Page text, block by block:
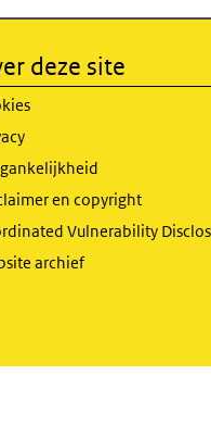
deze site
en copyright
Vulnerability
archief